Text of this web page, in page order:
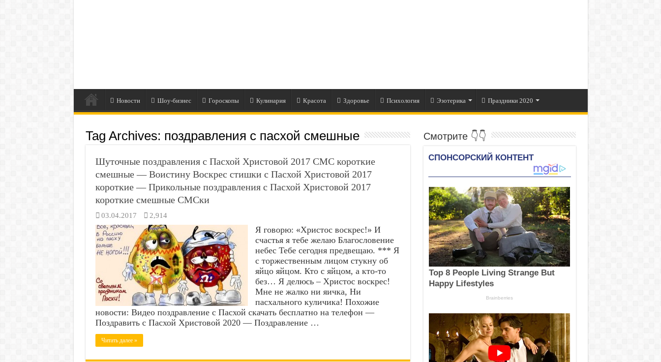
Новости Шоу-бизнес Гороскопы Кулинария Красота Здоровье Психология Эзотерика Праздники 2020
Tag Archives: поздравления с пасхой смешные
Шуточные поздравления с Пасхой Христовой 2017 СМС короткие
смешные — Воистину Воскрес стишки с Пасхой Христовой 2017
короткие — Прикольные поздравления с Пасхой Христовой 2017
короткие смешные СМСки
03.04.2017 2,914
Я говорю: «Христос воскрес!» И
счастья я тебе желаю Благословение
небес Тебе сегодня предвещаю. *** Я
с торжественным лицом стукну об
яйцо яйцом. Кто с яйцом, а кто-то
без… Я делюсь – Христос воскрес!
Мне не жалко ни яичка, Ни
пасхального куличика! Похожие
новости: Видео поздравление с Пасхой скачать бесплатно на телефон —
Поздравить с Пасхой Христовой 2020 — Поздравление …
Читать далее »
Смотрите 👇👇